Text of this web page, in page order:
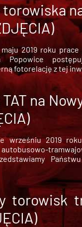
2019 roku prace
Popowice
fotorelację z tej
na
wrześniu 2019
torowisk